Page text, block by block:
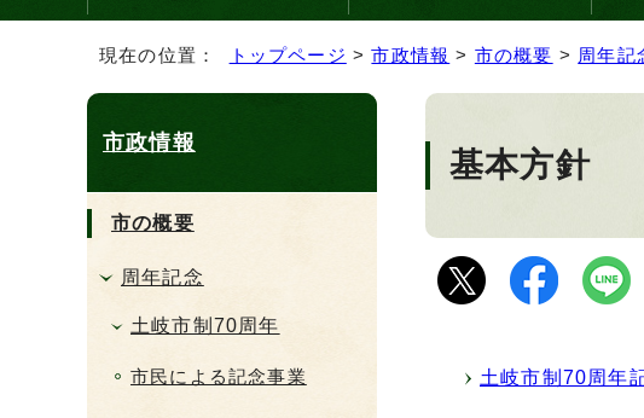
現在の位置： トップページ >市政情報 > 市の概要 > 周年記
基本方針
土岐市制70周年
市政情報
市の概要
周年記念
土岐市制70周年
市民による記念事業